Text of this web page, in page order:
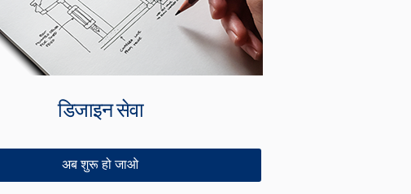
डिजाइन सेवा
अब शुरू हो जाओ